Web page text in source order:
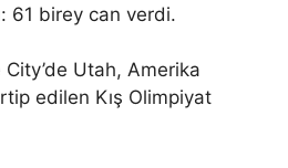
61 birey can verdi.
Utah, Amerika
edilen Kış Olimpiyat